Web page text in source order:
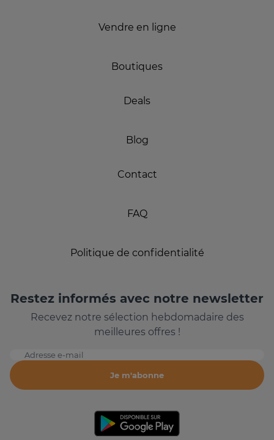
Vendre en ligne
Boutiques
Deals
Blog
Contact
FAQ
Politique de confidentialité
Restez informés avec notre newsletter
Recevez notre sélection hebdomadaire des
meilleures offres !
Adresse e-mail
Je m'abonne